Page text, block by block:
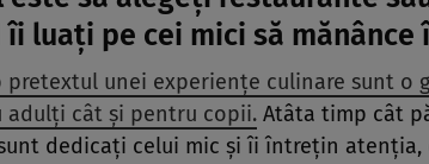
îi luați pe cei mici să mănânce
pretextul unei experiențe culinare sunt o
adulți cât și pentru copii. Atâta timp cât
dedicați celui mic și îi întrețin atenția,